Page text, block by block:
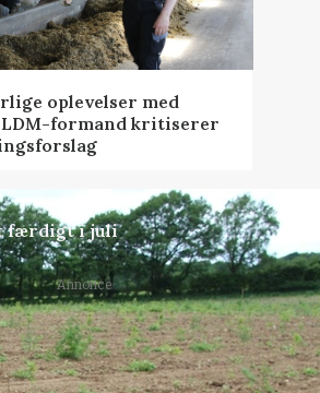
oplevelser med
LDM-formand kritiserer
færdigt i juli
Annonce